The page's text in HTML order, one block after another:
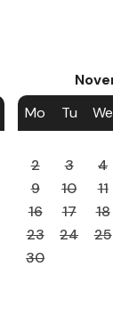
Mo
Tu We
2
3 4
9
10 11
16
17 18
23
24 25
30